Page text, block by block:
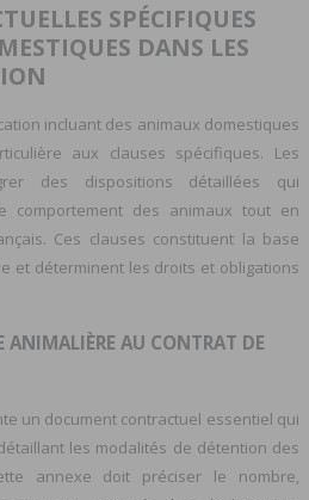
SPÉCIFIQUES
DANS LES
incluant des animaux domestiques
aux clauses spécifiques. Les
des dispositions détaillées qui
comportement des animaux tout en
Ces clauses constituent la base
et déterminent les droits et obligations
ANIMALIÈRE AU CONTRAT DE
un document contractuel essentiel qui
les modalités de détention des
annexe doit préciser le nombre,